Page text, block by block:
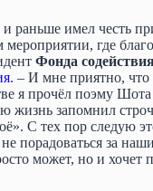
раньше имел честь
мероприятии, где
Фонда
. – И мне приятно,
я прочёл поэму
жизнь запомнил
С тех пор следую
порадоваться за
может, но и хочет